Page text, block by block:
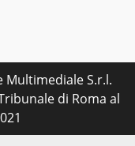
Multimediale S.r.l.
di Roma al